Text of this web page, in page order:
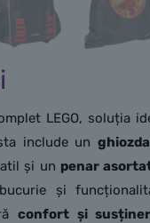
LEGO, soluția
include un
și un penar
și
confort și